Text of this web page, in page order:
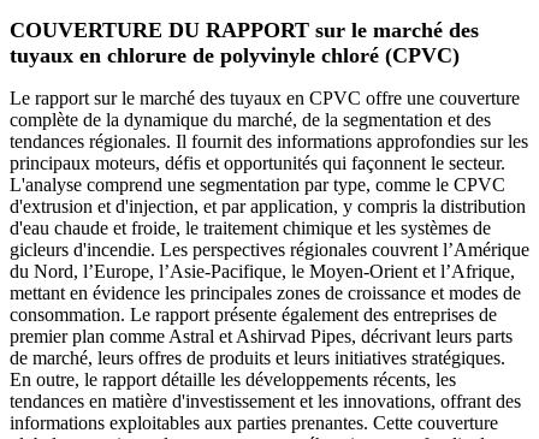
COUVERTURE DU RAPPORT sur le marché des
tuyaux en chlorure de polyvinyle chloré (CPVC)
Le rapport sur le marché des tuyaux en CPVC offre une couverture
complète de la dynamique du marché, de la segmentation et des
tendances régionales. Il fournit des informations approfondies sur les
principaux moteurs, défis et opportunités qui façonnent le secteur.
L'analyse comprend une segmentation par type, comme le CPVC
d'extrusion et d'injection, et par application, y compris la distribution
d'eau chaude et froide, le traitement chimique et les systèmes de
gicleurs d'incendie. Les perspectives régionales couvrent l’Amérique
du Nord, l’Europe, l’Asie-Pacifique, le Moyen-Orient et l’Afrique,
mettant en évidence les principales zones de croissance et modes de
consommation. Le rapport présente également des entreprises de
premier plan comme Astral et Ashirvad Pipes, décrivant leurs parts
de marché, leurs offres de produits et leurs initiatives stratégiques.
En outre, le rapport détaille les développements récents, les
tendances en matière d'investissement et les innovations, offrant des
informations exploitables aux parties prenantes. Cette couverture